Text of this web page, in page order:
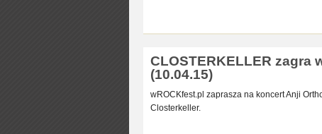
CLOSTERKELLER zagra
(10.04.15)
wROCKfest.pl zaprasza na koncert Anji
Closterkeller.